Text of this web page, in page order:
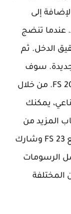
إلى
عندما تنضج
الدخل. ثم
جديدة. سوف
تحصل على تعليمات للمفضلات في FS 2023. من خلال
يمكنك
المزيد من
الخبرة. علاوة على ذلك، تفاعل مع مجتمع FS 23 وشارك
الرسومات
المختلفة